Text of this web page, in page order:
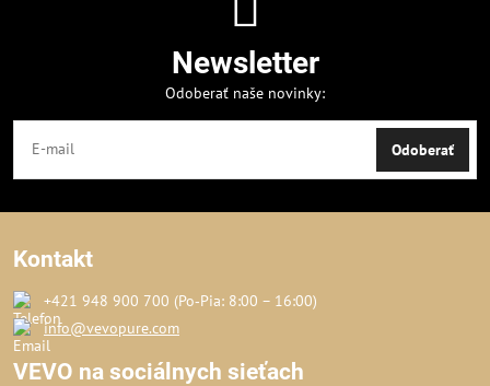
Newsletter
Odoberať naše novinky:
Odoberať
Kontakt
+421 948 900 700 (Po‑Pia: 8:00 – 16:00)
info@vevopure.com
VEVO na sociálnych sieťach